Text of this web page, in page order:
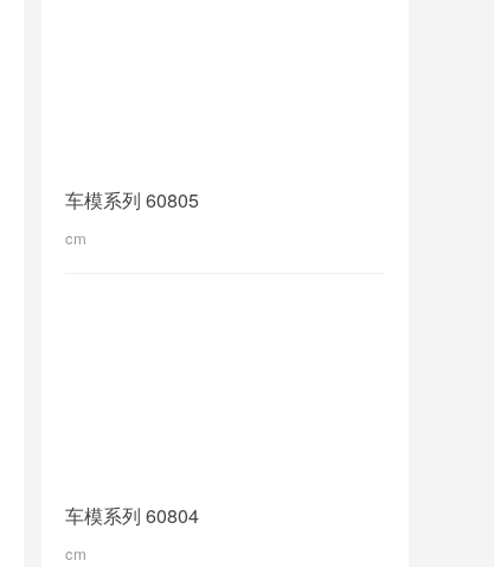
车模系列 60805
cm
车模系列 60804
cm